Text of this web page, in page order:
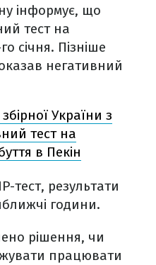
інформує, що
тест на
січня. Пізніше
негативний
України з
тест на
в Пекін
тест, результати
години.
рішення, чи
працювати